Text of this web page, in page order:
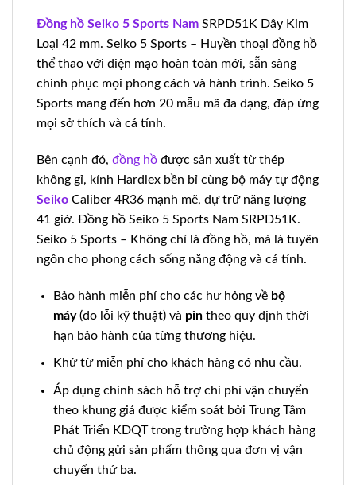
Đồng hồ Seiko 5 Sports Nam SRPD51K Dây Kim
Loại 42 mm. Seiko 5 Sports – Huyền thoại đồng hồ
thể thao với diện mạo hoàn toàn mới, sẵn sàng
chinh phục mọi phong cách và hành trình. Seiko 5
Sports mang đến hơn 20 mẫu mã đa dạng, đáp ứng
mọi sở thích và cá tính.
Bên cạnh đó, đồng hồ được sản xuất từ thép
không gỉ, kính Hardlex bền bỉ cùng bộ máy tự động
Seiko Caliber 4R36 mạnh mẽ, dự trữ năng lượng
41 giờ. Đồng hồ Seiko 5 Sports Nam SRPD51K.
Seiko 5 Sports – Không chỉ là đồng hồ, mà là tuyên
ngôn cho phong cách sống năng động và cá tính.
Bảo hành miễn phí cho các hư hỏng về bộ
máy(do lỗi kỹ thuật) và pintheo quy định thời
hạn bảo hành của từng thương hiệu.
Khử từ miễn phí cho khách hàng có nhu cầu.
Áp dụng chính sách hỗ trợ chi phí vận chuyển
theo khung giá được kiểm soát bởi Trung Tâm
Phát Triển KDQT trong trường hợp khách hàng
chủ động gửi sản phẩm thông qua đơn vị vận
chuyển thứ ba.